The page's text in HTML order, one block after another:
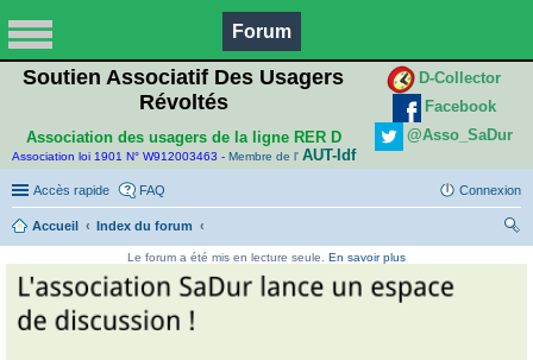
Forum
Soutien Associatif Des Usagers
Révoltés
Association des usagers de la ligne RER D
Association loi 1901 N° W912003463 - Membre de l' AUT-Idf
D-Collector
Facebook
@Asso_SaDur
Accès rapide FAQ Connexion
Accueil
Index du forum
Le forum a été mis en lecture seule. En savoir plus